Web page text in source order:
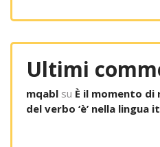
Ultimi
mqabl su È il momento
del verbo ‘è’ nella lingua